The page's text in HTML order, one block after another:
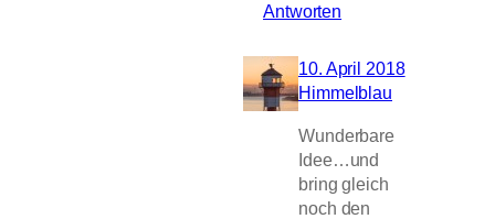
Antworten
10. April 2018
Himmelblau
Wunderbare
Idee…und
bring gleich
noch den